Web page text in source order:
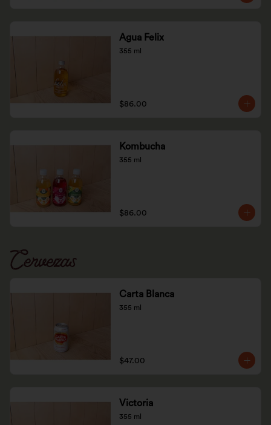
Agua Felix
355 ml
$86.00
Kombucha
355 ml
$86.00
Cervezas
Carta Blanca
355 ml
$47.00
Victoria
355 ml